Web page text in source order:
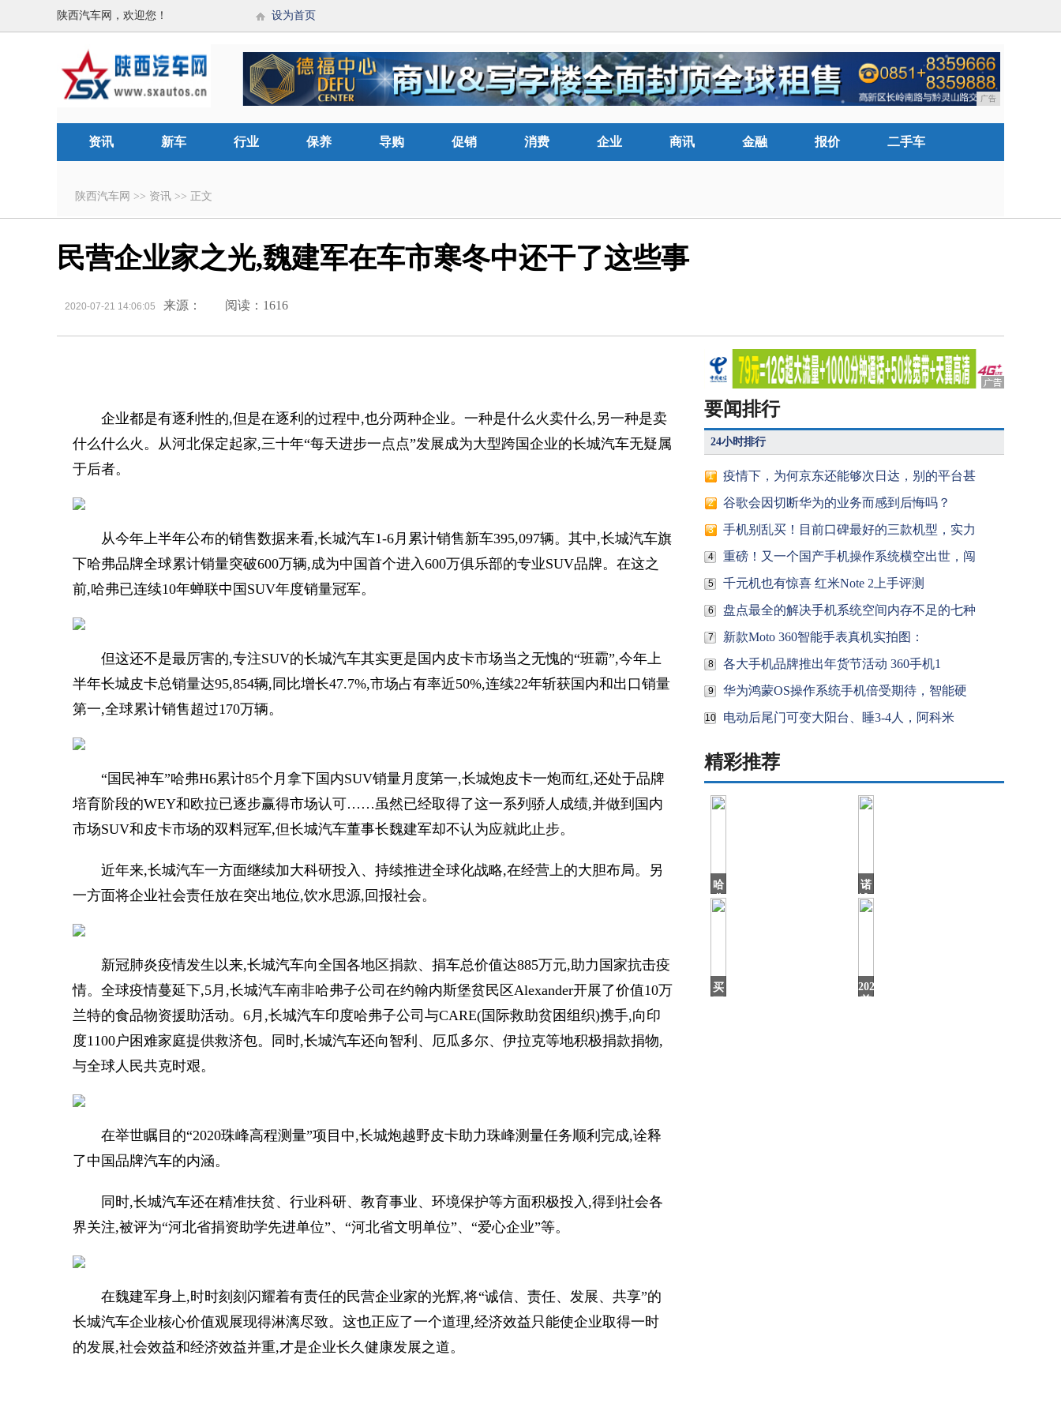
陕西汽车网，欢迎您！ 设为首页
广告
资讯 新车 行业 保养 导购 促销 消费 企业 商讯 金融 报价 二手车
陕西汽车网 >> 资讯 >> 正文
民营企业家之光,魏建军在车市寒冬中还干了这些事
2020-07-21 14:06:05 来源： 阅读：1616
企业都是有逐利性的,但是在逐利的过程中,也分两种企业。一种是什么火卖什么,另一种是卖
什么什么火。从河北保定起家,三十年“每天进步一点点”发展成为大型跨国企业的长城汽车无疑属
于后者。
从今年上半年公布的销售数据来看,长城汽车1-6月累计销售新车395,097辆。其中,长城汽车旗
下哈弗品牌全球累计销量突破600万辆,成为中国首个进入600万俱乐部的专业SUV品牌。在这之
前,哈弗已连续10年蝉联中国SUV年度销量冠军。
但这还不是最厉害的,专注SUV的长城汽车其实更是国内皮卡市场当之无愧的“班霸”,今年上
半年长城皮卡总销量达95,854辆,同比增长47.7%,市场占有率近50%,连续22年斩获国内和出口销量
第一,全球累计销售超过170万辆。
“国民神车”哈弗H6累计85个月拿下国内SUV销量月度第一,长城炮皮卡一炮而红,还处于品牌
培育阶段的WEY和欧拉已逐步赢得市场认可……虽然已经取得了这一系列骄人成绩,并做到国内
市场SUV和皮卡市场的双料冠军,但长城汽车董事长魏建军却不认为应就此止步。
近年来,长城汽车一方面继续加大科研投入、持续推进全球化战略,在经营上的大胆布局。另
一方面将企业社会责任放在突出地位,饮水思源,回报社会。
新冠肺炎疫情发生以来,长城汽车向全国各地区捐款、捐车总价值达885万元,助力国家抗击疫
情。全球疫情蔓延下,5月,长城汽车南非哈弗子公司在约翰内斯堡贫民区Alexander开展了价值10万
兰特的食品物资援助活动。6月,长城汽车印度哈弗子公司与CARE(国际救助贫困组织)携手,向印
度1100户困难家庭提供救济包。同时,长城汽车还向智利、厄瓜多尔、伊拉克等地积极捐款捐物,
与全球人民共克时艰。
在举世瞩目的“2020珠峰高程测量”项目中,长城炮越野皮卡助力珠峰测量任务顺利完成,诠释
了中国品牌汽车的内涵。
同时,长城汽车还在精准扶贫、行业科研、教育事业、环境保护等方面积极投入,得到社会各
界关注,被评为“河北省捐资助学先进单位”、“河北省文明单位”、“爱心企业”等。
在魏建军身上,时时刻刻闪耀着有责任的民营企业家的光辉,将“诚信、责任、发展、共享”的
长城汽车企业核心价值观展现得淋漓尽致。这也正应了一个道理,经济效益只能使企业取得一时
的发展,社会效益和经济效益并重,才是企业长久健康发展之道。
要闻排行
24小时排行
1 疫情下，为何京东还能够次日达，别的平台甚
2 谷歌会因切断华为的业务而感到后悔吗？
3 手机别乱买！目前口碑最好的三款机型，实力
4 重磅！又一个国产手机操作系统横空出世，闯
5 千元机也有惊喜 红米Note 2上手评测
6 盘点最全的解决手机系统空间内存不足的七种
7 新款Moto 360智能手表真机实拍图：
8 各大手机品牌推出年货节活动 360手机1
9 华为鸿蒙OS操作系统手机倍受期待，智能硬
10 电动后尾门可变大阳台、睡3-4人，阿科米
精彩推荐
哈
弗
新
网
联
诺
博、
精
买
2020
前